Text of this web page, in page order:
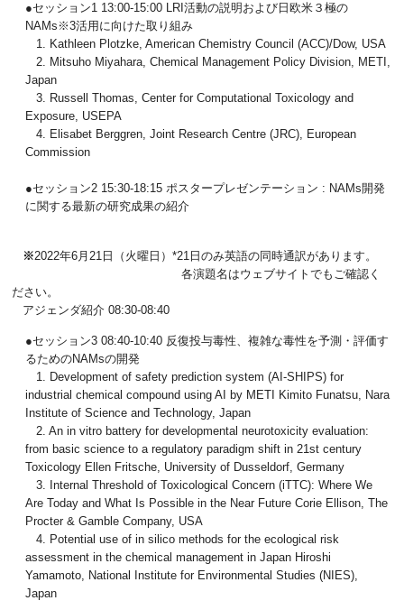
●セッション1 13:00-15:00 LRI活動の説明および日欧米３極の
NAMs※3活用に向けた取り組み
1. Kathleen Plotzke, American Chemistry Council (ACC)/Dow, USA
2. Mitsuho Miyahara, Chemical Management Policy Division, METI,
Japan
3. Russell Thomas, Center for Computational Toxicology and
Exposure, USEPA
4. Elisabet Berggren, Joint Research Centre (JRC), European
Commission
●セッション2 15:30-18:15 ポスタープレゼンテーション : NAMs開発
に関する最新の研究成果の紹介
※2022年6月21日（火曜日）*21日のみ英語の同時通訳があります。
各演題名はウェブサイトでもご確認く
ださい。
アジェンダ紹介 08:30-08:40
●セッション3 08:40-10:40 反復投与毒性、複雑な毒性を予測・評価す
るためのNAMsの開発
1. Development of safety prediction system (AI-SHIPS) for
industrial chemical compound using AI by METI Kimito Funatsu, Nara
Institute of Science and Technology, Japan
2. An in vitro battery for developmental neurotoxicity evaluation:
from basic science to a regulatory paradigm shift in 21st century
Toxicology Ellen Fritsche, University of Dusseldorf, Germany
3. Internal Threshold of Toxicological Concern (iTTC): Where We
Are Today and What Is Possible in the Near Future Corie Ellison, The
Procter & Gamble Company, USA
4. Potential use of in silico methods for the ecological risk
assessment in the chemical management in Japan Hiroshi
Yamamoto, National Institute for Environmental Studies (NIES),
Japan